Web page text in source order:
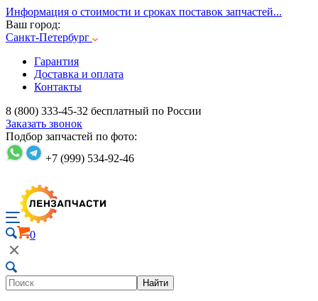
Информация о стоимости и сроках поставок запчастей...
Ваш город:
Санкт-Петербург
Гарантия
Доставка и оплата
Контакты
8 (800) 333-45-32 бесплатный по России
Заказать звонок
Подбор запчастей по фото:
+7 (999) 534-92-46
0
Найти